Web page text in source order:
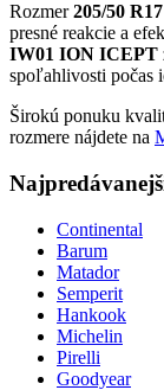
Rozmer205/50 R17
presné reakcie a
IW01 ION ICEPT
spoľahlivosti počas
Širokú ponuku
rozmere nájdete na
Continental
Barum
Matador
Semperit
Hankook
Michelin
Pirelli
Goodyear